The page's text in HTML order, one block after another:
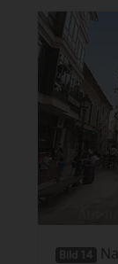
Bild 14